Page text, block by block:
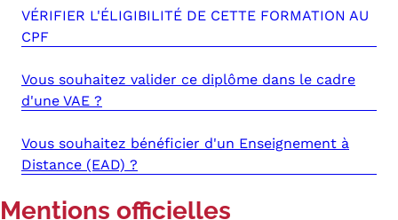
Alternance
Enseignement à distance
Validation des Acquis de
VÉRIFIER L'ÉLIGIBILITÉ DE CETTE FORMATION AU
CPF
Vous souhaitez valider ce diplôme dans le cadre
d'une VAE ?
Vous souhaitez bénéficier d'un Enseignement à
Distance (EAD) ?
Mentions officielles